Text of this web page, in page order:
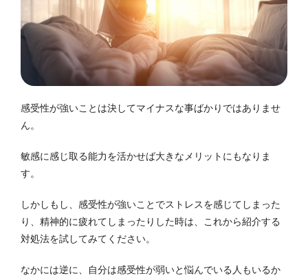
感受性が強いことは決してマイナスな事ばかりではありませ
ん。
敏感に感じ取る能力を活かせば大きなメリットにもなりま
す。
しかしもし、感受性が強いことでストレスを感じてしまった
り、精神的に疲れてしまったりした時は、これから紹介する
対処法を試してみてください。
なかには逆に、自分は感受性が弱いと悩んでいる人もいるか